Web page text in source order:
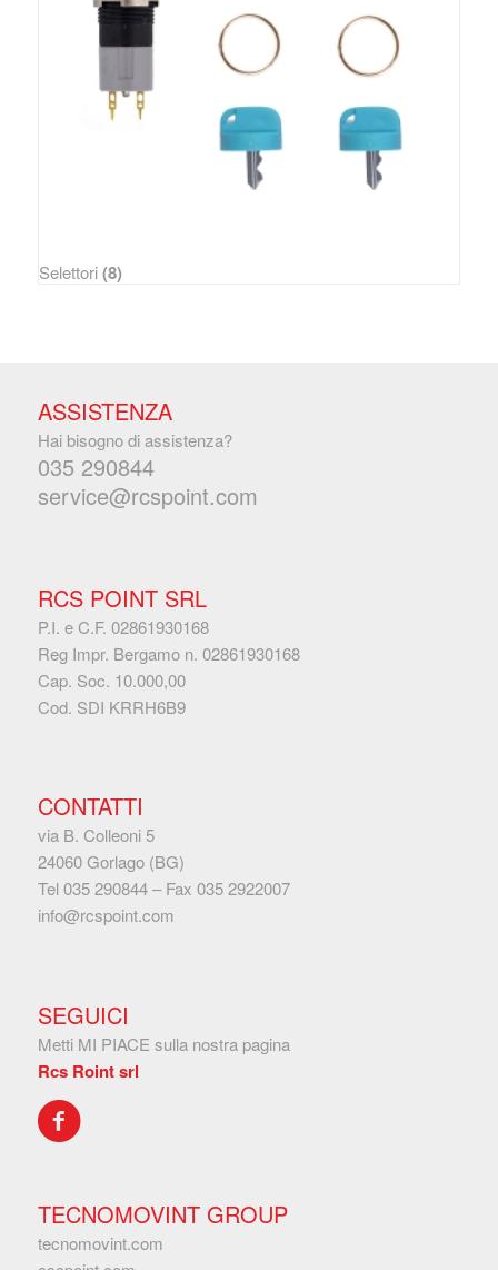
Selettori(8)
ASSISTENZA
Hai bisogno di assistenza?
035 290844
service@rcspoint.com
RCS POINT SRL
P.I. e C.F. 02861930168
Reg Impr. Bergamo n. 02861930168
Cap. Soc. 10.000,00
Cod. SDI KRRH6B9
CONTATTI
via B. Colleoni 5
24060 Gorlago (BG)
Tel 035 290844– Fax 035 2922007
info@rcspoint.com
SEGUICI
Metti MI PIACE sulla nostra pagina
Rcs Roint srl
TECNOMOVINT GROUP
tecnomovint.com